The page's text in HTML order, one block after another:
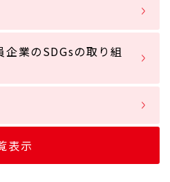
業のSDGsの取り組
表示